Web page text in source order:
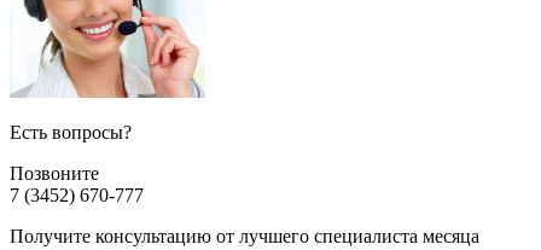
Есть вопросы?
Позвоните
7 (3452) 670-777
Получите консультацию от лучшего специалиста месяца